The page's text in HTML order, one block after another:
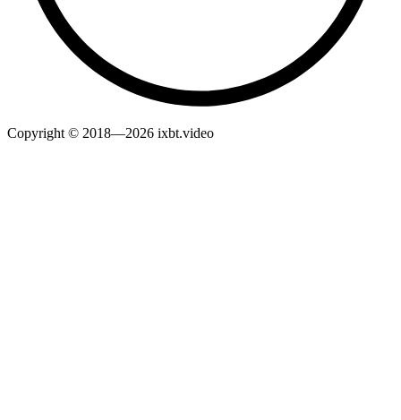
Copyright © 2018—2026 ixbt.video